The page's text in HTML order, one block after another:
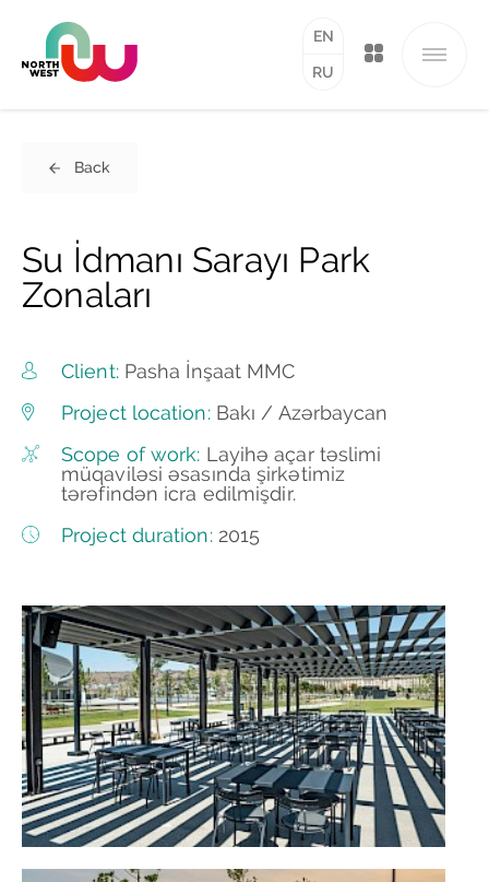
EN
RU
Back
Su İdmanı Sarayı Park
Zonaları
Client:Pasha İnşaat MMC
Project location:Bakı / Azərbaycan
Scope of work: Layihə açar təslimi
müqaviləsi əsasında şirkətimiz
tərəfindən icra edilmişdir.
Project duration:2015